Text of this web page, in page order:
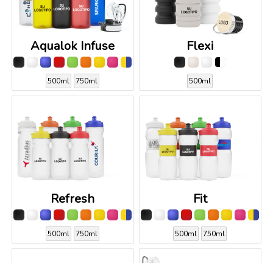
Aqualok Infuse
500ml 750ml
Flexi
500ml
Refresh
500ml 750ml
Fit
500ml 750ml